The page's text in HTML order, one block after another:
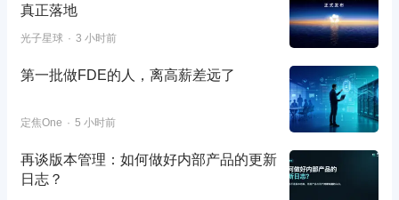
真正落地
光子星球 3 小时前
第一批做FDE的人，离高薪差远了
定焦One 5 小时前
再谈版本管理：如何做好内部产品的更新
日志？